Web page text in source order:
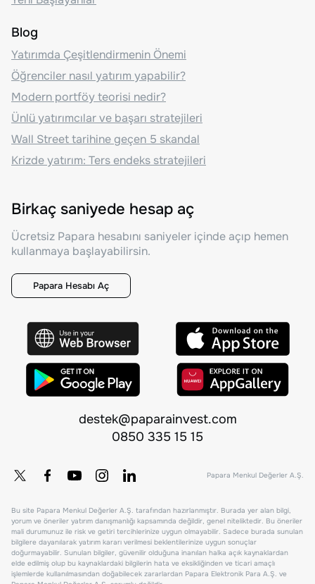
Blog
Yatırımda Çeşitlendirmenin Önemi
Öğrenciler nasıl yatırım yapabilir?
Modern portföy teorisi nedir?
Ünlü yatırımcılar ve başarı stratejileri
Wall Street tarihine geçen 5 skandal
Krizde yatırım: Ters endeks stratejileri
Birkaç saniyede hesap aç
Ücretsiz Papara hesabını saniyeler içinde açıp hemen
kullanmaya başlayabilirsin.
Papara Hesabı Aç
destek@paparainvest.com
0850 335 15 15
Papara Menkul Değerler A.Ş.
Bu site Papara Menkul Değerler A.Ş. tarafından hazırlanmıştır. Burada yer alan bilgi,
yorum ve öneriler yatırım danışmanlığı kapsamında değildir, genel niteliktedir. Bu öneriler
mali durumunuz ile risk ve getiri tercihlerinize uygun olmayabilir. Sadece burada sunulan
bilgilere dayanılarak yatırım kararı verilmesi beklentilerinize uygun sonuçlar
doğurmayabilir. Sunulan bilgiler, güvenilir olduğuna inanılan halka açık kaynaklardan
elde edilmiş olup bu kaynaklardaki bilgilerin hata ve eksikliğinden ve ticari amaçlı
işlemlerde kullanılmasından doğabilecek zararlardan Papara Elektronik Para A.Ş. ve